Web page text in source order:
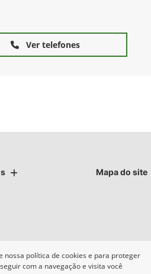
Ver telefones
Mapa do site
nossa política de cookies e para proteger
com a navegação e visita você